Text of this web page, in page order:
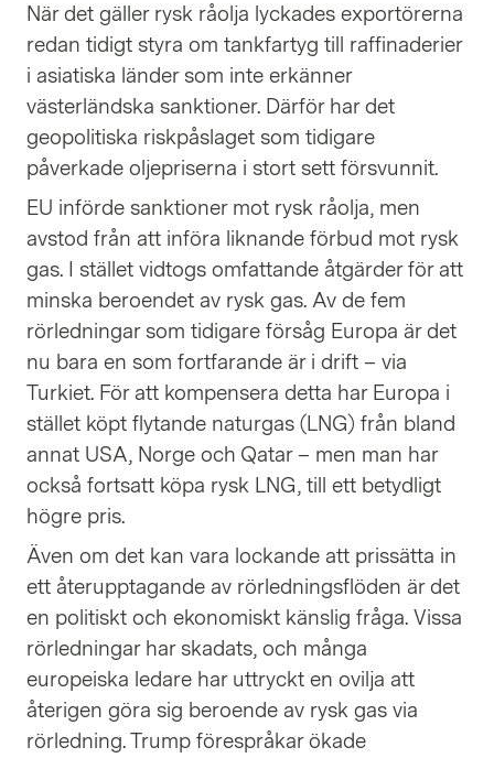
När det gäller rysk råolja lyckades exportörerna
redan tidigt styra om tankfartyg till raffinaderier
i asiatiska länder som inte erkänner
västerländska sanktioner. Därför har det
geopolitiska riskpåslaget som tidigare
påverkade oljepriserna i stort sett försvunnit.
EU införde sanktioner mot rysk råolja, men
avstod från att införa liknande förbud mot rysk
gas. I stället vidtogs omfattande åtgärder för att
minska beroendet av rysk gas. Av de fem
rörledningar som tidigare försåg Europa är det
nu bara en som fortfarande är i drift – via
Turkiet. För att kompensera detta har Europa i
stället köpt flytande naturgas (LNG) från bland
annat USA, Norge och Qatar – men man har
också fortsatt köpa rysk LNG, till ett betydligt
högre pris.
Även om det kan vara lockande att prissätta in
ett återupptagande av rörledningsflöden är det
en politiskt och ekonomiskt känslig fråga. Vissa
rörledningar har skadats, och många
europeiska ledare har uttryckt en ovilja att
återigen göra sig beroende av rysk gas via
rörledning. Trump förespråkar ökade